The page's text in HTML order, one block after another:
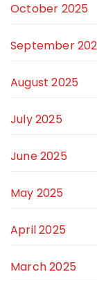
October 2025
September
August 2025
July 2025
June 2025
May 2025
April 2025
March 2025